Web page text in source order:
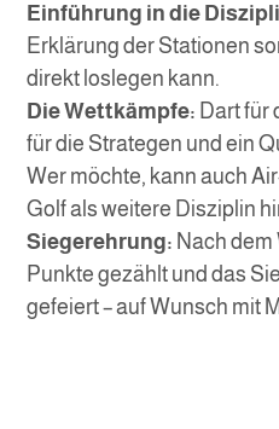
Einführung in die
Erklärung der Stationen
direkt loslegen kann.
Die Wettkämpfe: Dart für
für die Strategen und ein
Wer möchte, kann auch
Golf als weitere Disziplin
Siegerehrung: Nach
Punkte gezählt und das
gefeiert – auf Wunsch mit